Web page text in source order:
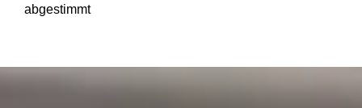
abgestimmt